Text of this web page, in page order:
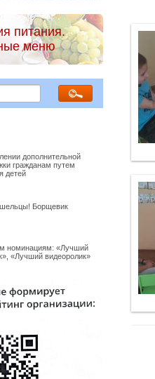
питания.
меню
дополнительной
гражданам путем
детей
Борщевик
номинациям: «Лучший
«Лучший видеоролик»